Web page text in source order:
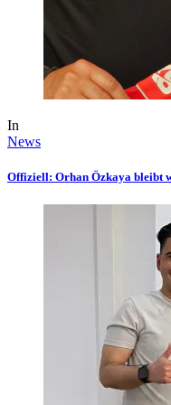
In
News
Offiziell: Orhan Özkaya bleibt